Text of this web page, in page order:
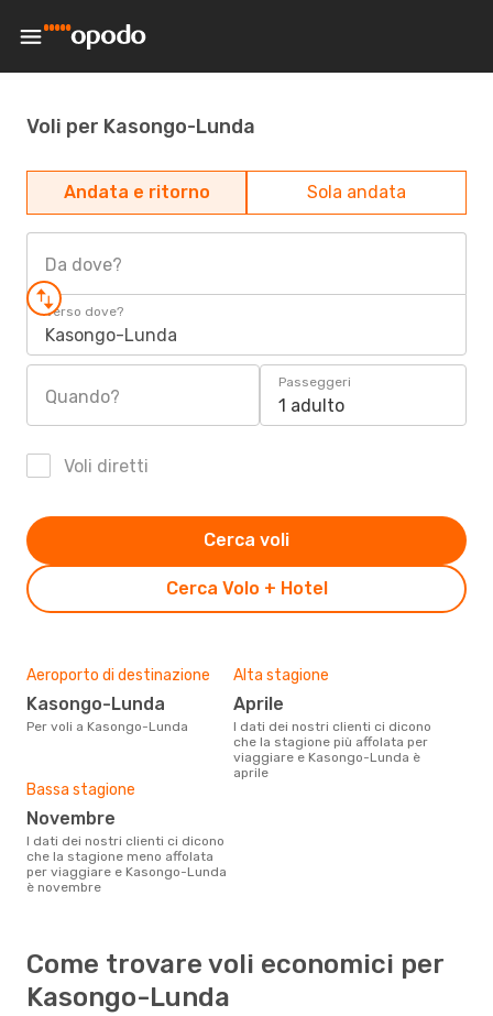
Voli per Kasongo-Lunda
Andata e ritorno Sola andata
Da dove?
Verso dove?
Kasongo-Lunda
Quando?
Passeggeri
1 adulto
Voli diretti
Cerca Volo + Hotel
Cerca voli
Aeroporto di destinazione
Kasongo-Lunda
Per voli a Kasongo-Lunda
Alta stagione
aprile
I dati dei nostri clienti ci dicono
che la stagione più affolata per
viaggiare e Kasongo-Lunda è
aprile
Bassa stagione
novembre
I dati dei nostri clienti ci dicono
che la stagione meno affolata
per viaggiare e Kasongo-Lunda
è novembre
Come trovare voli economici per
Kasongo-Lunda